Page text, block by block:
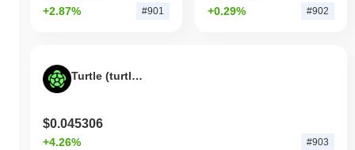
+2.87% #901 +0.29% #902
Turtle (turtle.xyz)
$0.045306
+4.26% #903